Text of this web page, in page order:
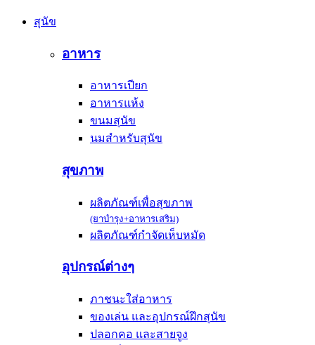
สุนัข
อาหาร
อาหารเปียก
อาหารแห้ง
ขนมสุนัข
นมสำหรับสุนัข
สุขภาพ
ผลิตภัณฑ์เพื่อสุขภาพ
(ยาบำรุง+อาหารเสริม)
ผลิตภัณฑ์กำจัดเห็บหมัด
อุปกรณ์ต่างๆ
ภาชนะใส่อาหาร
ของเล่น และอุปกรณ์ฝึกสุนัข
ปลอกคอ และสายจูง